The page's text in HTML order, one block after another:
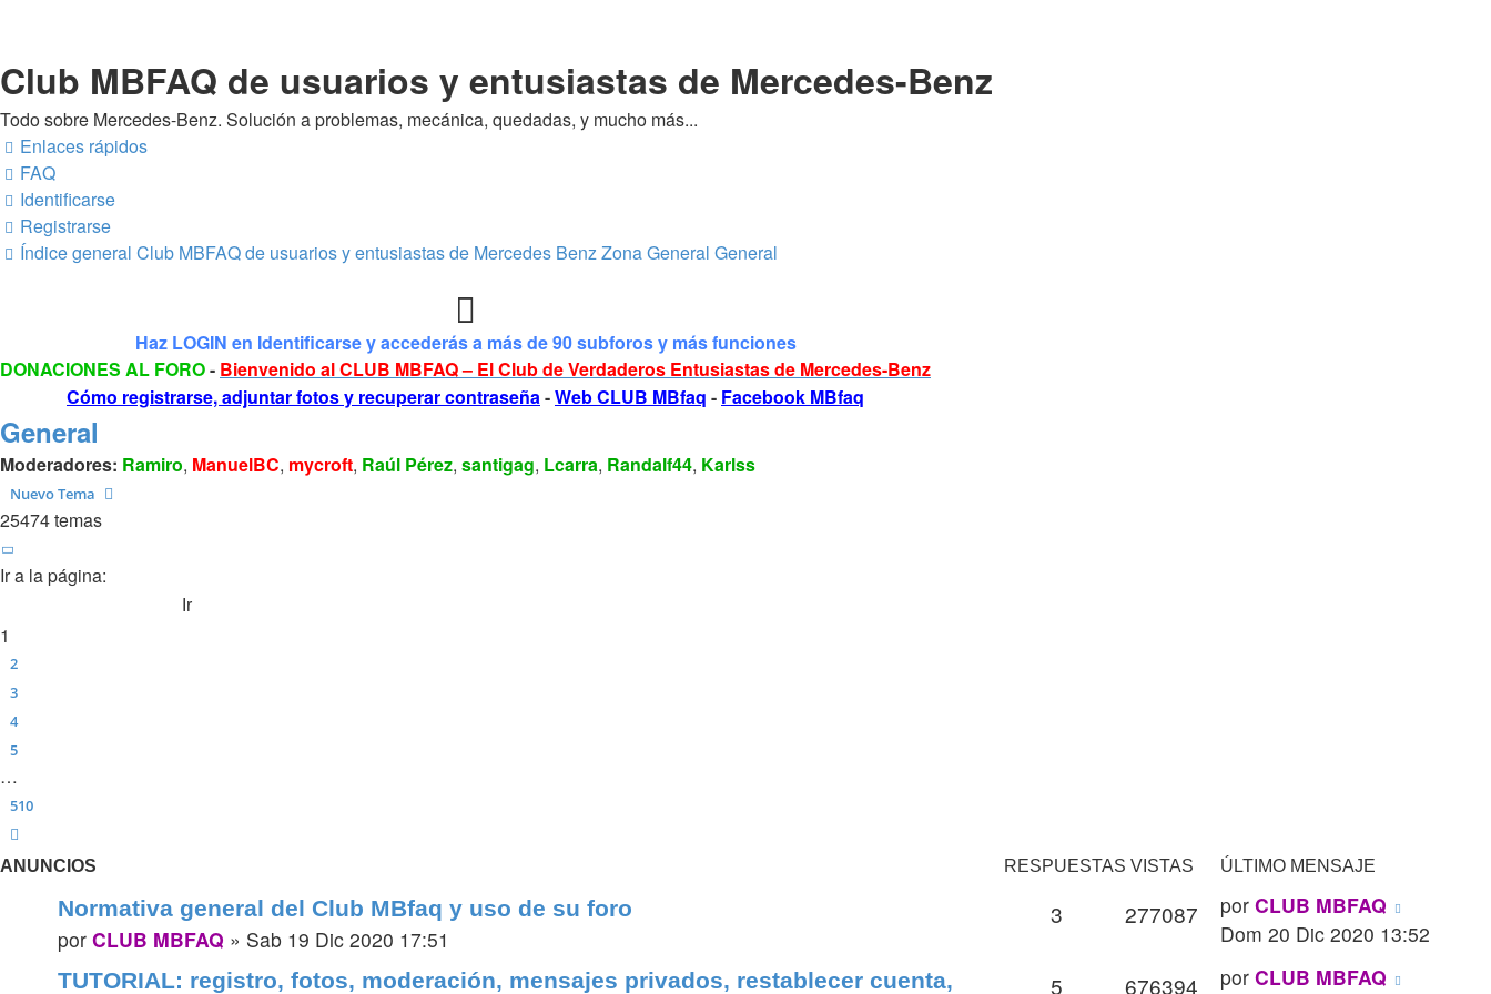
Club MBFAQ de usuarios y entusiastas de Mercedes-Benz
Todo sobre Mercedes-Benz. Solución a problemas, mecánica, quedadas, y mucho más...
Enlaces rápidos
FAQ
Identificarse
Registrarse
Índice general Club MBFAQ de usuarios y entusiastas de Mercedes BenzZona General General
Haz LOGIN en Identificarse y accederás a más de 90 subforos y más funciones
DONACIONES AL FORO- Bienvenido al CLUB MBFAQ – El Club de Verdaderos Entusiastas de Mercedes-Benz
Cómo registrarse, adjuntar fotos y recuperar contraseña-Web CLUB MBfaq - Facebook MBfaq
General
Moderadores: Ramiro, ManuelBC, mycroft, Raúl Pérez, santigag, Lcarra, Randalf44, Karlss
Nuevo Tema
25474 temas
Página
Ir a la página:
1
2
3
4
5
…
510
ANUNCIOS RESPUESTAS VISTAS ÚLTIMO MENSAJE
Normativa general del Club MBfaq y uso de su foro
por CLUB MBFAQ » Sab 19 Dic 2020 17:51
3Respuestas
277087 Vistas
Último
mensaje
por CLUB MBFAQ
Dom 20 Dic 2020 13:52
TUTORIAL: registro, fotos, moderación, mensajes privados, restablecer cuenta, 5Respuestas
676394 Vistas
Último
por CLUB MBFAQ